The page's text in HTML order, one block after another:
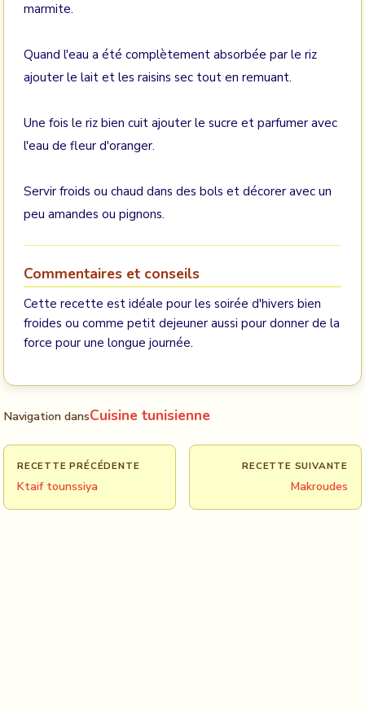
marmite.
Quand l'eau a été complètement absorbée par le riz
ajouter le lait et les raisins sec tout en remuant.
Une fois le riz bien cuit ajouter le sucre et parfumer avec
l'eau de fleur d'oranger.
Servir froids ou chaud dans des bols et décorer avec un
peu amandes ou pignons.
Commentaires et conseils
Cette recette est idéale pour les soirée d'hivers bien
froides ou comme petit dejeuner aussi pour donner de la
force pour une longue journée.
Navigation dansCuisine tunisienne
RECETTE PRÉCÉDENTE
Ktaif tounssiya
RECETTE SUIVANTE
Makroudes